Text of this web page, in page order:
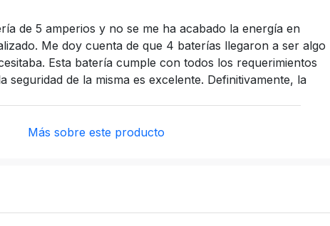
de 5 amperios y no se me ha acabado la energía en
Me doy cuenta de que 4 baterías llegaron a ser algo
Esta batería cumple con todos los requerimientos
seguridad de la misma es excelente. Definitivamente, la
Más sobre este producto